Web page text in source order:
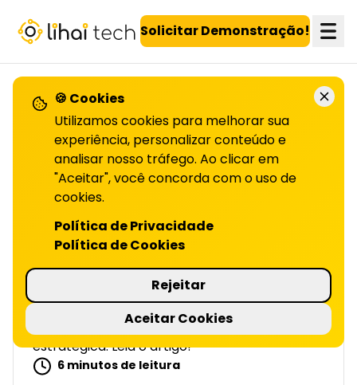
LiHai - Página inicial Solicitar Demonstração!
VOLTAR PARA O BLOG
Como medir resultados
em programas
automotivos
| LIHAI
KPIs automotivos certos aumentam margem,
giro e ROI. Aprenda a medir performance por
canal e otimizar resultados com precisão
estratégica. Leia o artigo!
6 minutos de leitura
🍪 Cookies
Utilizamos cookies para melhorar sua
experiência, personalizar conteúdo e
analisar nosso tráfego. Ao clicar em
"Aceitar", você concorda com o uso de
cookies.
Política de Privacidade
Política de Cookies
Rejeitar
Aceitar Cookies